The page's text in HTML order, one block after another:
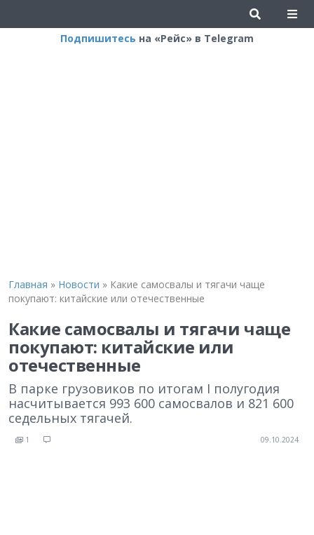
Подпишитесь на «Рейс» в Telegram
Главная » Новости » Какие самосвалы и тягачи чаще
покупают: китайские или отечественные
Какие самосвалы и тягачи чаще
покупают: китайские или
отечественные
В парке грузовиков по итогам I полугодия
насчитывается 993 600 самосвалов и 821 600
седельных тягачей.
1 09.10.2024